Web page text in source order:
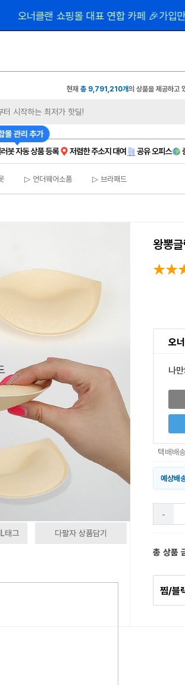
오너클랜 쇼핑몰 대표 연합 카페 🎉가입만
현재총 9,791,210개의 상품을 제공하고
▷ 언더웨어소품 ▷ 브라패드
태그 다팔자 상품담기
왕뽕
오
나
택배배송
예상배
-
총 상품
찜/블